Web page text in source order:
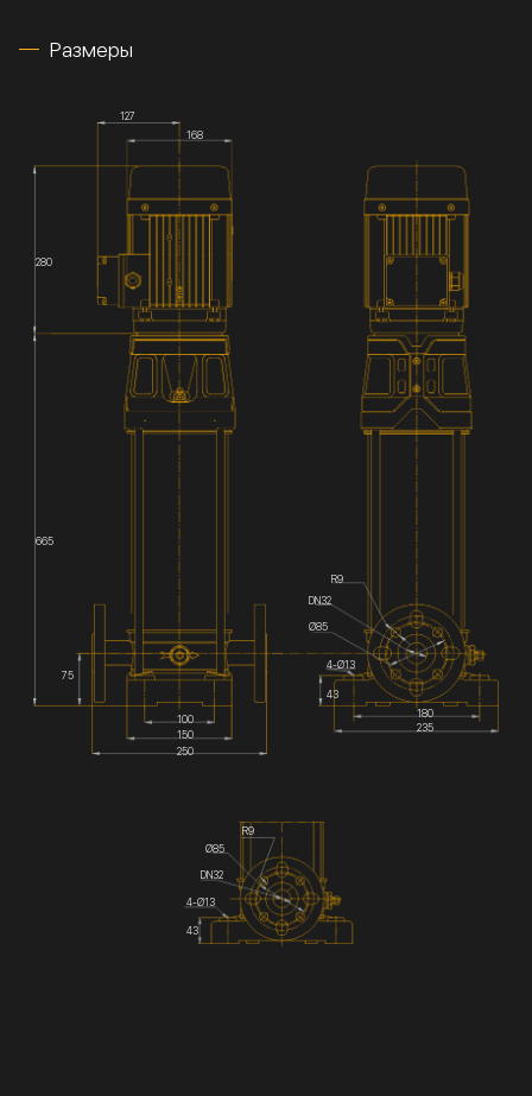
Размеры
DN32
127
168
280
665
75
100
150
250
180
235
43
4-Ø13
Ø85
R9
DN32
R9
Ø85
4-Ø13
43